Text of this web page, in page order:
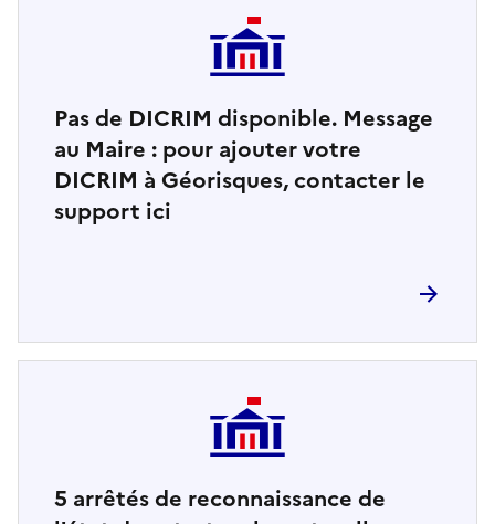
Pas de DICRIM disponible. Message
au Maire : pour ajouter votre
DICRIM à Géorisques, contacter le
support ici
5 arrêtés de reconnaissance de